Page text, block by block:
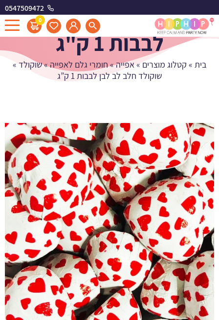
0547509472
0
שוקולד חלב לב לבן
לבבות 1 ק"ג
בית » קטלוג מוצרים »אפייה»חומרי גלם לאפייה»שוקולד »
שוקולד חלב לב לבן לבבות 1 ק”ג